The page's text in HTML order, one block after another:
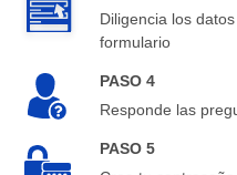
Diligencia los
formulario
PASO 4
Responde las
PASO 5